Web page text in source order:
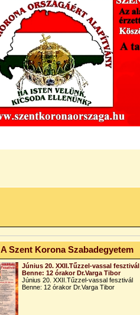
A Szent Korona Szabadegyetem
Június 20. XXII.Tűzzel-vassal fesztivál
Benne: 12 órakor Dr.Varga Tibor
Június 20. XXII.Tűzzel-vassal fesztivál
Benne: 12 órakor Dr.Varga Tibor